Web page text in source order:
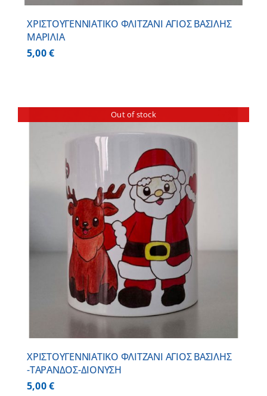
ΧΡΙΣΤΟΥΓΕΝΝΙΑΤΙΚΟ ΦΛΙΤΖΑΝΙ ΑΓΙΟΣ ΒΑΣΙΛΗΣ
ΜΑΡΙΛΙΑ
5,00€
Out of stock
ΧΡΙΣΤΟΥΓΕΝΝΙΑΤΙΚΟ ΦΛΙΤΖΑΝΙ ΑΓΙΟΣ ΒΑΣΙΛΗΣ
-ΤΑΡΑΝΔΟΣ-ΔΙΟΝΥΣΗ
5,00€